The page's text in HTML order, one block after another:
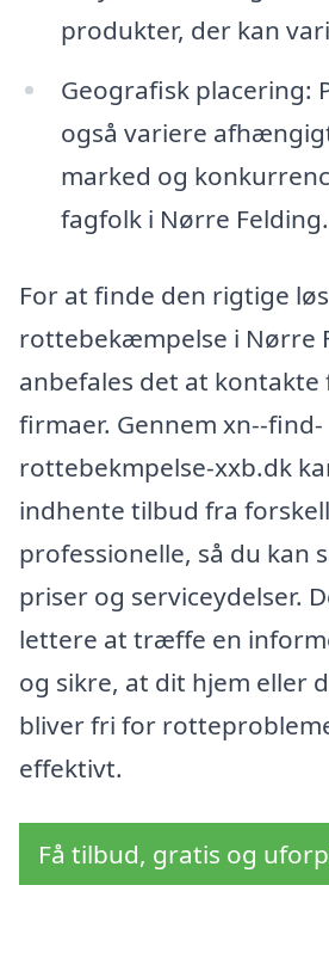
produkter, der kan
Geografisk placering:
også variere
marked og
fagfolk i Nørre Felding.
For at finde den rigtige
rottebekæmpelse i Nørre
anbefales det at kontakte
firmaer. Gennem xn--find-
rottebekmpelse-xxb.dk
indhente tilbud fra
professionelle, så du kan
priser og serviceydelser.
lettere at træffe en
og sikre, at dit hjem eller
bliver fri for
effektivt.
Få tilbud, gratis og